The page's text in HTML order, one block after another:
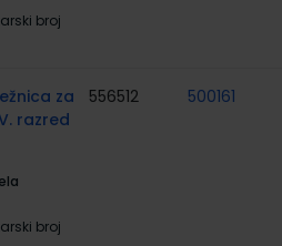
broj
za
razred
broj
556512 500161